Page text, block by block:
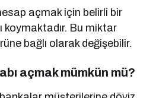
açmak için belirli bir
koymaktadır. Bu miktar
bağlı olarak değişebilir.
açmak mümkün mü?